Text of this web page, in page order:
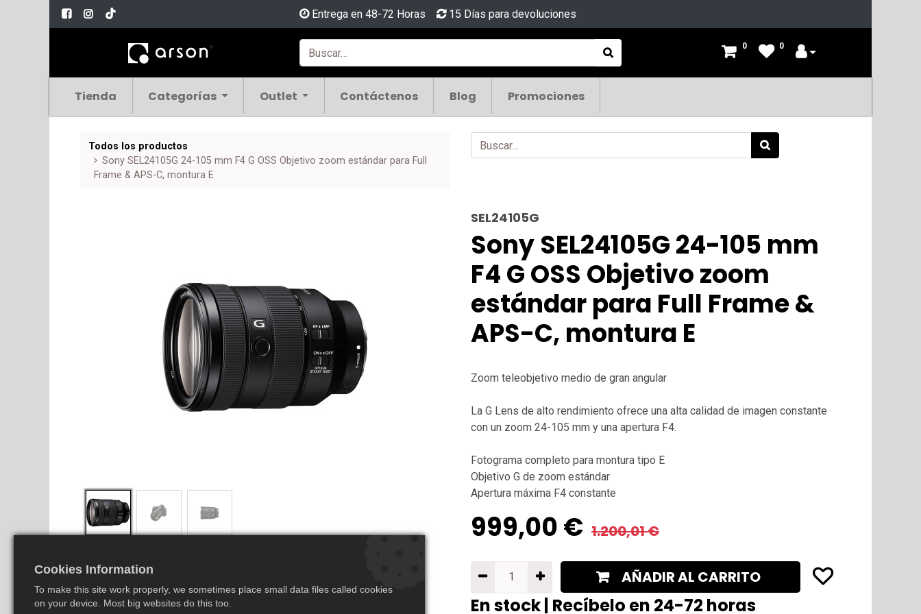
Entrega en 48-72 Horas 15 Días para devoluciones
0 0
Tienda Categorías Outlet Contáctenos Blog Promociones
Todos los productos
Sony SEL24105G 24-105 mm F4 G OSS Objetivo zoom estándar para Full
Frame & APS-C, montura E
SEL24105G
Sony SEL24105G 24-105 mm
F4 G OSS Objetivo zoom
estándar para Full Frame &
APS-C, montura E
Zoom teleobjetivo medio de gran angular
La G Lens de alto rendimiento ofrece una alta calidad de imagen constante
con un zoom 24-105 mm y una apertura F4.
Fotograma completo para montura tipo E
Objetivo G de zoom estándar
Apertura máxima F4 constante
999,00€ 1.200,01€
AÑADIR AL CARRITO
En stock | Recíbelo en 24-72 horas
Cookies Information
To make this site work properly, we sometimes place small data files called cookies
on your device. Most big websites do this too.